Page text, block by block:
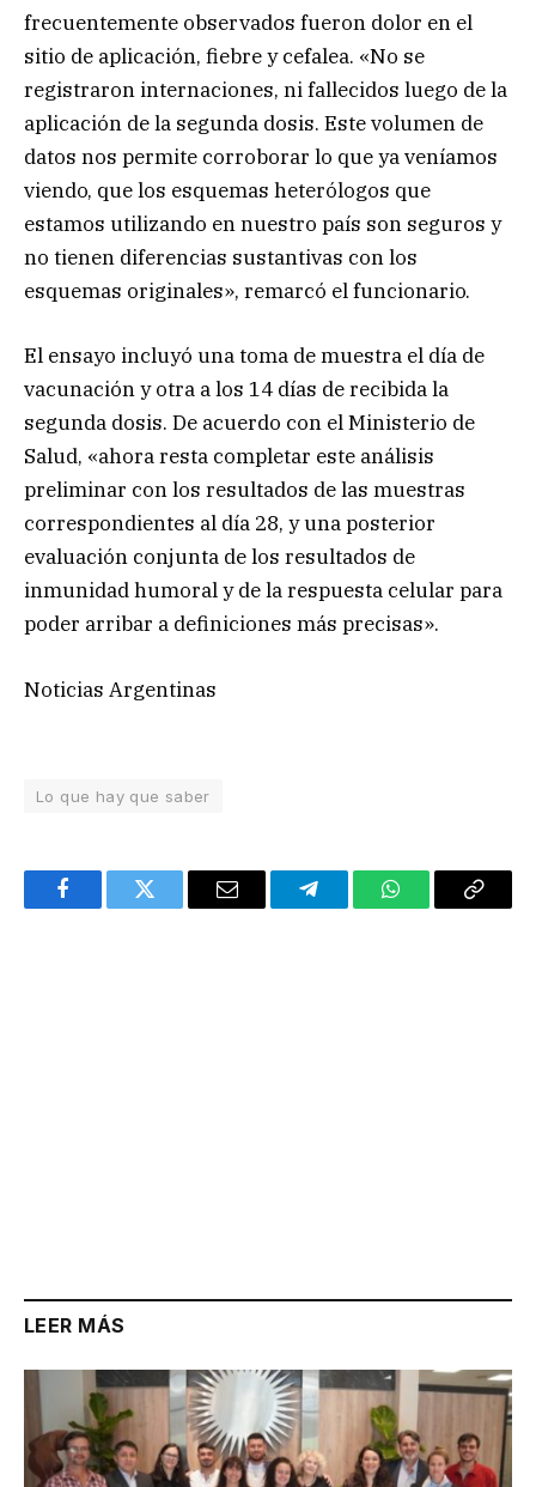
frecuentemente observados fueron dolor en el
sitio de aplicación, fiebre y cefalea. «No se
registraron internaciones, ni fallecidos luego de la
aplicación de la segunda dosis. Este volumen de
datos nos permite corroborar lo que ya veníamos
viendo, que los esquemas heterólogos que
estamos utilizando en nuestro país son seguros y
no tienen diferencias sustantivas con los
esquemas originales», remarcó el funcionario.
El ensayo incluyó una toma de muestra el día de
vacunación y otra a los 14 días de recibida la
segunda dosis. De acuerdo con el Ministerio de
Salud, «ahora resta completar este análisis
preliminar con los resultados de las muestras
correspondientes al día 28, y una posterior
evaluación conjunta de los resultados de
inmunidad humoral y de la respuesta celular para
poder arribar a definiciones más precisas».
Noticias Argentinas
Lo que hay que saber
FacebookTwitter Email TelegramWhatsAppCopy
LEER MÁS